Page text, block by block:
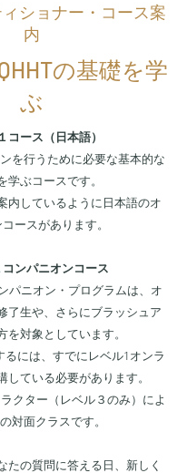
ィショナー・コース案
内
の基礎を学
ぶ
コース（日本語）
を行うために必要な基本的な
学ぶコースです。
内しているように日本語のオ
ースがあります。
コンパニオンコース
パニオン・プログラムは、オ
了生や、さらにブラッシュア
を対象としています。
るには、すでにレベル1オンラ
している必要があります。
クター（レベル３のみ）によ
対面クラスです。
たの質問に答える日、新しく